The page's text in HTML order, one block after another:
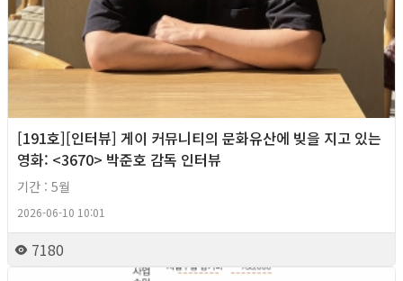
[191호][인터뷰] 게이 커뮤니티의 문화유산에 빚을 지고 있는
영화: <3670> 박준호 감독 인터뷰
기간 : 5월
2026-06-10 10:01
7180